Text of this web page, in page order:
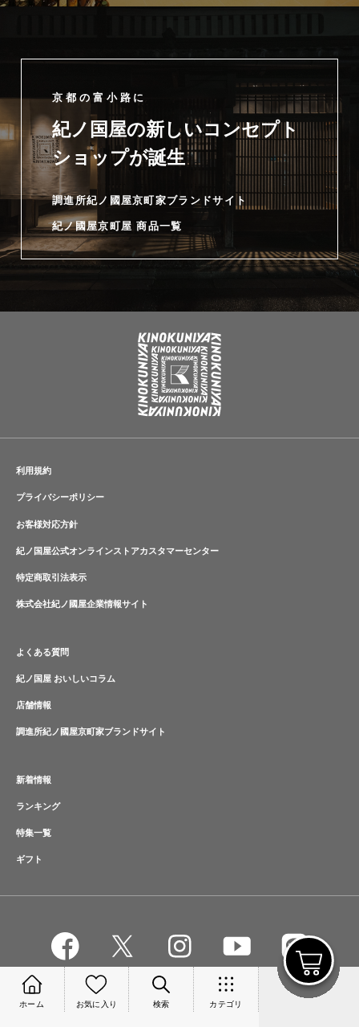
ホーム お気に入り 検索 カテゴリ
京都の富小路に
紀ノ国屋の新しいコンセプト
ショップが誕生
調進所紀ノ國屋京町家ブランドサイト
紀ノ國屋京町屋 商品一覧
利用規約
プライバシーポリシー
お客様対応方針
紀ノ国屋公式オンラインストアカスタマーセンター
特定商取引法表示
株式会社紀ノ國屋企業情報サイト
よくある質問
紀ノ国屋 おいしいコラム
店舗情報
調進所紀ノ國屋京町家ブランドサイト
新着情報
ランキング
特集一覧
ギフト
Copyright KINOKUNIYA Co.,Ltd. All Rights Reserved.